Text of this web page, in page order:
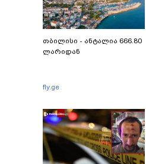
თბილისი - ანტალია 666.80
ლარიდან
fly.ge